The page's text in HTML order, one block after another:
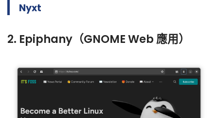
Nyxt
2. Epiphany（GNOME Web 應用）